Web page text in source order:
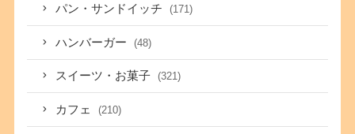
パン・サンドイッチ (171)
ハンバーガー (48)
スイーツ・お菓子 (321)
カフェ (210)